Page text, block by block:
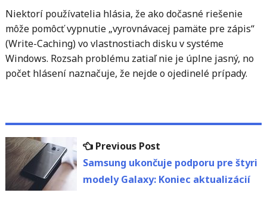
Niektorí používatelia hlásia, že ako dočasné riešenie
môže pomôcť vypnutie „vyrovnávacej pamäte pre zápis“
(Write-Caching) vo vlastnostiach disku v systéme
Windows. Rozsah problému zatiaľ nie je úplne jasný, no
počet hlásení naznačuje, že nejde o ojedinelé prípady.
Navigácia
v
článku
Previous PostPrevious
post:
Samsung ukončuje podporu pre štyri
modely Galaxy: Koniec aktualizácií